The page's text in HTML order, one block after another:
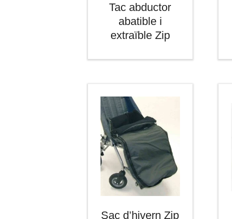
Tac abductor
abatible i
extraïble Zip
Sac d’hivern Zip